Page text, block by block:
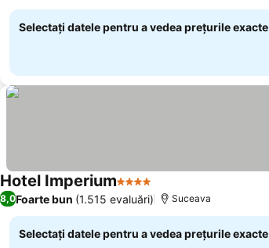
Selectați datele pentru a vedea prețurile exacte
Hotel Imperium4 Stele
8,0Foarte bun (1.515 evaluări) Suceava
Selectați datele pentru a vedea prețurile exacte